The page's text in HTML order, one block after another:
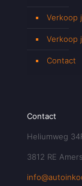
Verkoop
Verkoop
Contact
Contact
Heliumweg
3812 RE